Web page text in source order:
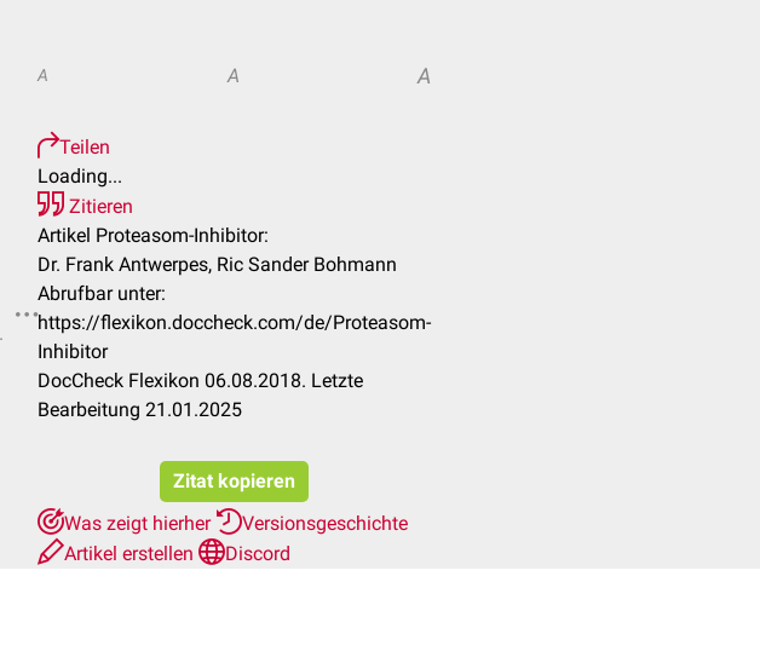
A A A
Teilen
Loading...
Zitieren
Artikel Proteasom-Inhibitor:
Dr. Frank Antwerpes, Ric Sander Bohmann
Abrufbar unter:
https://flexikon.doccheck.com/de/Proteasom-
Inhibitor
DocCheck Flexikon 06.08.2018. Letzte
Bearbeitung 21.01.2025
Zitat kopieren
Was zeigt hierher
Versionsgeschichte
Artikel erstellen
Discord